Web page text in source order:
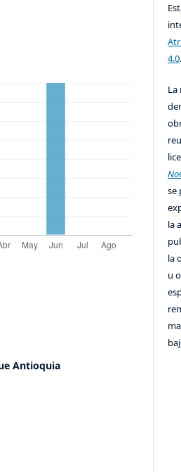
Antioquia
4.0.
La
se
la
la
u